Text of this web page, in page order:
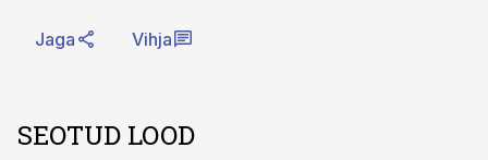
Jaga Vihja
SEOTUD LOOD